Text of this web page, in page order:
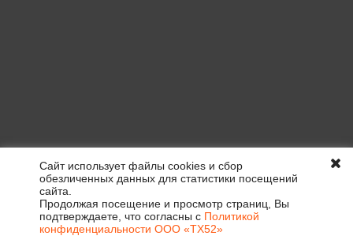
0
Сайт использует файлы cookies и сбор
обезличенных данных для статистики посещений
сайта.
Продолжая посещение и просмотр страниц, Вы
подтверждаете, что согласны с Политикой
конфиденциальности ООО «ТХ52»